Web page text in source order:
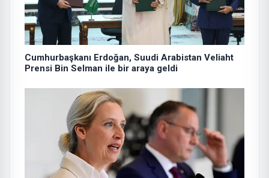
Cumhurbaşkanı Erdoğan, Suudi Arabistan Veliaht
Prensi Bin Selman ile bir araya geldi